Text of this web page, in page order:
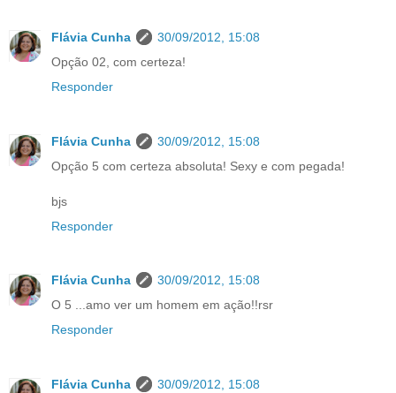
Flávia Cunha
30/09/2012, 15:08
Opção 02, com certeza!
Responder
Flávia Cunha
30/09/2012, 15:08
Opção 5 com certeza absoluta! Sexy e com pegada!
bjs
Responder
Flávia Cunha
30/09/2012, 15:08
O 5 ...amo ver um homem em ação!!rsr
Responder
Flávia Cunha
30/09/2012, 15:08